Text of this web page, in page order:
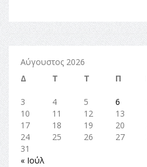
Αύγουστος 2026
Δ
Τ Τ Π
3
4 5 6
10
11 12 13
17
18 19 20
24
25 26 27
31
« Ιούλ